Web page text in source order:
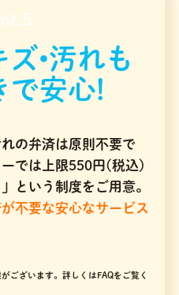
•汚れも
で安心!
の弁済は原則不要で
では上限550円(税込)
という制度をご用意。
不要な安心なサービス
ございます。 詳しくはFAQをご覧く